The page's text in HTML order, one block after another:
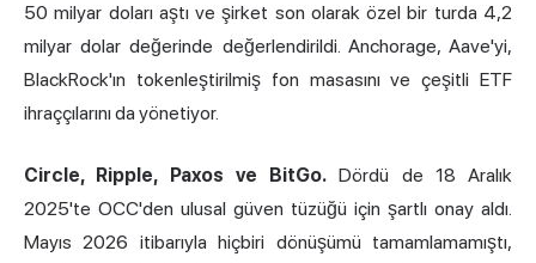
50 milyar doları aştı ve şirket son olarak özel bir turda 4,2
milyar dolar değerinde değerlendirildi. Anchorage, Aave'yi,
BlackRock'ın tokenleştirilmiş fon masasını ve çeşitli ETF
ihraççılarını da yönetiyor.
Circle, Ripple, Paxos ve BitGo. Dördü de 18 Aralık
2025'te OCC'den ulusal güven tüzüğü için şartlı onay aldı.
Mayıs 2026 itibarıyla hiçbiri dönüşümü tamamlamamıştı,